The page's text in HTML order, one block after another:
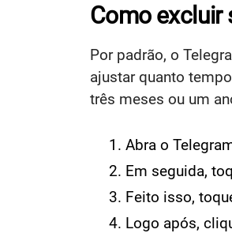
Como excluir
Por padrão, o
ajustar quanto
três meses ou um
Abra o
Em seguida,
Feito isso,
Logo após,